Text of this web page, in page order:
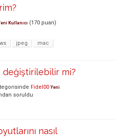
Kullanıcı (170 puan)
jpeg
mac
değiştirilebilir mi?
Fidel00 Yeni
soruldu
nasıl